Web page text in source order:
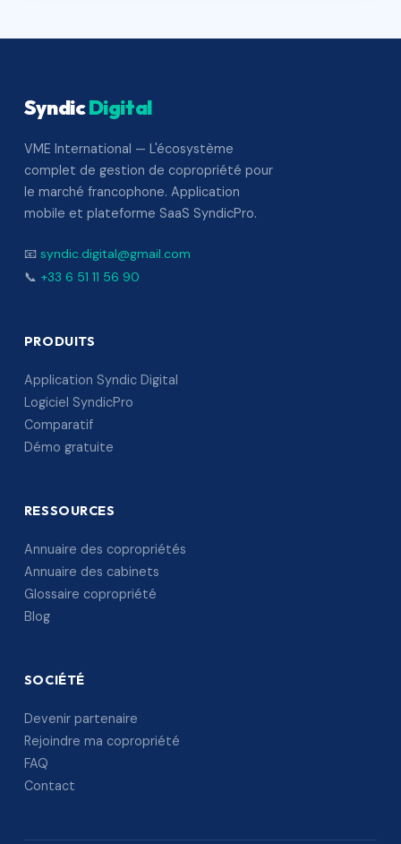
SyndicDigital
VME International — L'écosystème
complet de gestion de copropriété pour
le marché francophone. Application
mobile et plateforme SaaS SyndicPro.
📧 syndic.digital@gmail.com
📞 +33 6 51 11 56 90
PRODUITS
Application Syndic Digital
Logiciel SyndicPro
Comparatif
Démo gratuite
RESSOURCES
Annuaire des copropriétés
Annuaire des cabinets
Glossaire copropriété
Blog
SOCIÉTÉ
Devenir partenaire
Rejoindre ma copropriété
FAQ
Contact